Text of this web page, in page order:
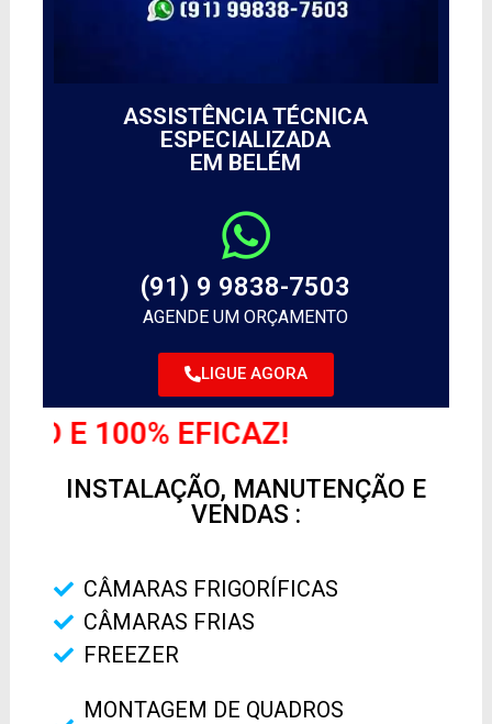
ASSISTÊNCIA TÉCNICA
ESPECIALIZADA
EM BELÉM
(91) 9 9838-7503
AGENDE UM ORÇAMENTO
LIGUE AGORA
EFICAZ!
INSTALAÇÃO, MANUTENÇÃO E
VENDAS :
CÂMARAS FRIGORÍFICAS
CÂMARAS FRIAS
FREEZER
MONTAGEM DE QUADROS